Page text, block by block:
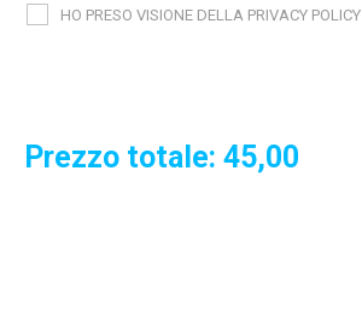
HO PRESO VISIONE DELLA PRIVACY POLICY
Prezzo totale: 45,00